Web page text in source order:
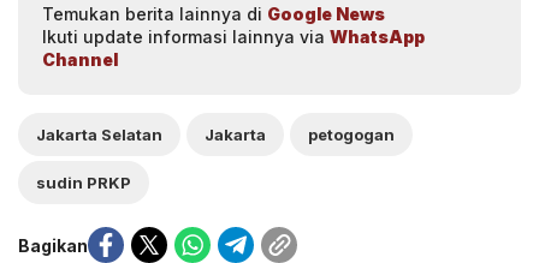
Temukan berita lainnya di Google News
Ikuti update informasi lainnya via WhatsApp
Channel
Jakarta Selatan Jakarta petogogan
sudin PRKP
Bagikan